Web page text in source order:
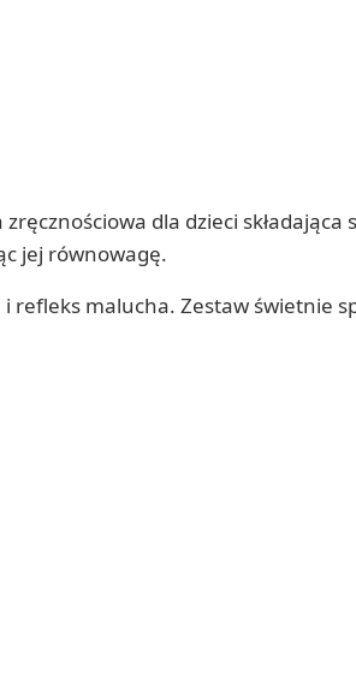
dla dzieci
jej równowagę.
refleks malucha. Zestaw świetnie